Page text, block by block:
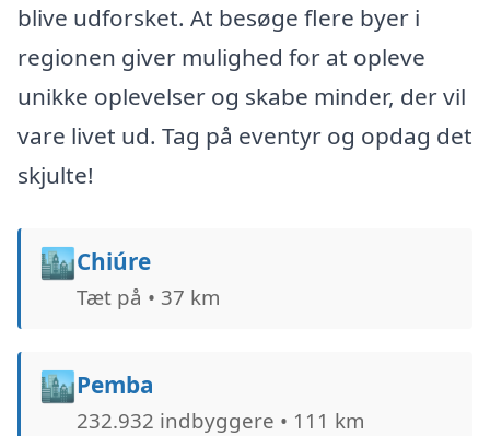
blive udforsket. At besøge flere byer i
regionen giver mulighed for at opleve
unikke oplevelser og skabe minder, der vil
vare livet ud. Tag på eventyr og opdag det
skjulte!
🏙️Chiúre
Tæt på • 37 km
🏙️Pemba
232.932 indbyggere • 111 km